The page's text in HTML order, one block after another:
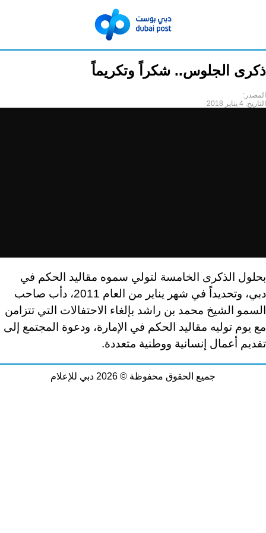
ذكرى الجلوس.. شكراً وتكريماً
المصدر:
التاريخ: 4 يناير 2018
بحلول الذكرى الخامسة لتولي سموه مقاليد الحكم في
دبي، وتحديداً في شهر يناير من العام 2011، دأب صاحب
السمو الشيخ محمد بن راشد بإلغاء الاحتفالات التي تتزامن
مع يوم توليه مقاليد الحكم في الإمارة، ودعوة المجتمع إلى
تقديم أعمال إنسانية ووطنية متعددة.
جميع الحقوق محفوظة © 2026 دبي للإعلام